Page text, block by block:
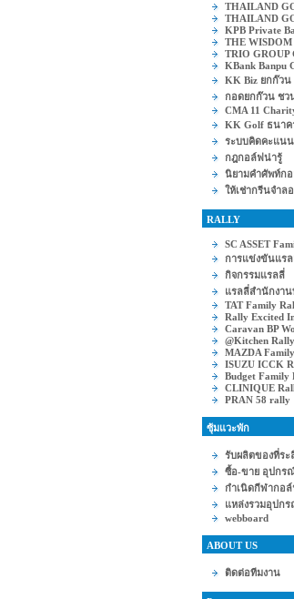
THAILAND
THAILAND
KPB Private
THE
TRIO
KBank Banpu
KK Biz ยกก๊วน
กอดยกก๊วน ช
CMA 11
KK Golf ธนาค
ระบบคิดคะแน
กฎกอล์ฟน่ารู้
นิยามคำศัพท์ก
ให้เช่ากรีนจำล
RALLY
SC ASSET
การแข่งขันแร
กิจกรรมแรลลี่
แรลลี่สำนักงา
TAT Family
Rally Excited
Caravan BP
@Kitchen Rally
MAZDA
ISUZU ICCK
Budget Family
CLINIQUE
PRAN 58 rally
ซุ้มแวะพัก
รับผลิตของที่ระ
ซื้อ-ขาย อุปกร
กำเนิดกีฬากอล์
แหล่งรวมอุปก
webboard
ABOUT US
ติดต่อทีมงาน